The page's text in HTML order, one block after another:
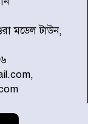
ভারতের সমর্থন
যোদ্ধা
মডেল টাউন,